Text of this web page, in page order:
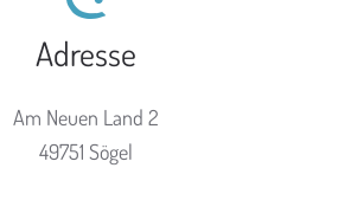
Adresse
Am Neuen Land 2
49751 Sögel